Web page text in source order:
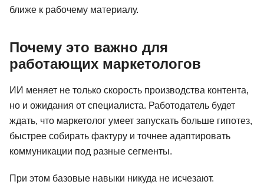
ближе к рабочему материалу.
Почему это важно для
работающих маркетологов
ИИ меняет не только скорость производства контента,
но и ожидания от специалиста. Работодатель будет
ждать, что маркетолог умеет запускать больше гипотез,
быстрее собирать фактуру и точнее адаптировать
коммуникации под разные сегменты.
При этом базовые навыки никуда не исчезают.